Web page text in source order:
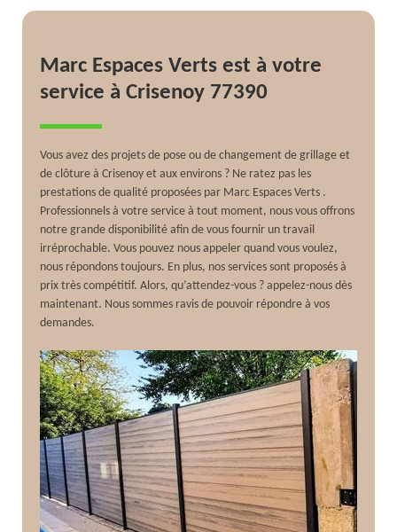
Marc Espaces Verts est à votre
service à Crisenoy 77390
Vous avez des projets de pose ou de changement de grillage et
de clôture à Crisenoy et aux environs ? Ne ratez pas les
prestations de qualité proposées par Marc Espaces Verts .
Professionnels à votre service à tout moment, nous vous offrons
notre grande disponibilité afin de vous fournir un travail
irréprochable. Vous pouvez nous appeler quand vous voulez,
nous répondons toujours. En plus, nos services sont proposés à
prix très compétitif. Alors, qu’attendez-vous ? appelez-nous dès
maintenant. Nous sommes ravis de pouvoir répondre à vos
demandes.